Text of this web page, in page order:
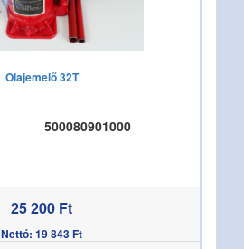
Olajemelő 32T
500080901000
25 200 Ft
Nettó: 19 843 Ft